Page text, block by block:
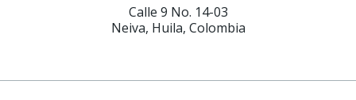
Calle 9 No. 14-03
Neiva, Huila, Colombia